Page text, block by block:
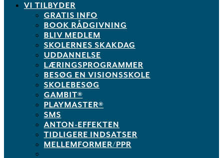
VI TILBYDER
GRATIS INFO
BOOK RÅDGIVNING
BLIV MEDLEM
SKOLERNES SKAKDAG
UDDANNELSE
LÆRINGSPROGRAMMER
BESØG EN VISIONSSKOLE
SKOLEBESØG
GAMBIT®
PLAYMASTER®
SMS
ANTON-EFFEKTEN
TIDLIGERE INDSATSER
MELLEMFORMER/PPR